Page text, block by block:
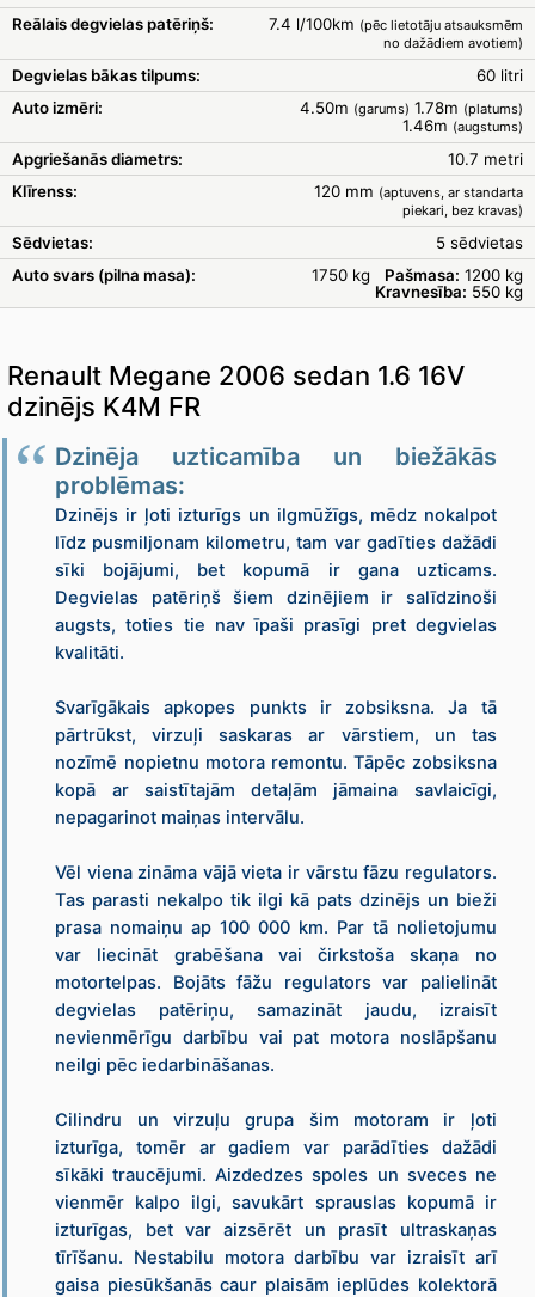
Reālais degvielas patēriņš: 7.4 l/100km (pēc lietotāju atsauksmēm
no dažādiem avotiem)
Degvielas bākas tilpums:
60 litri
Auto izmēri:
4.50m (garums) 1.78m (platums)
1.46m (augstums)
Apgriešanās diametrs:
10.7 metri
Klīrenss:
120 mm (aptuvens, ar standarta
piekari, bez kravas)
Sēdvietas:
5 sēdvietas
Auto svars (pilna masa):
1750 kg Pašmasa: 1200 kg
Kravnesība: 550 kg
Renault Megane 2006 sedan 1.6 16V
dzinējs K4M FR
Dzinēja uzticamība un biežākās
problēmas:
Dzinējs ir ļoti izturīgs un ilgmūžīgs, mēdz nokalpot
līdz pusmiljonam kilometru, tam var gadīties dažādi
sīki bojājumi, bet kopumā ir gana uzticams.
Degvielas patēriņš šiem dzinējiem ir salīdzinoši
augsts, toties tie nav īpaši prasīgi pret degvielas
kvalitāti.
Svarīgākais apkopes punkts ir zobsiksna. Ja tā
pārtrūkst, virzuļi saskaras ar vārstiem, un tas
nozīmē nopietnu motora remontu. Tāpēc zobsiksna
kopā ar saistītajām detaļām jāmaina savlaicīgi,
nepagarinot maiņas intervālu.
Vēl viena zināma vājā vieta ir vārstu fāzu regulators.
Tas parasti nekalpo tik ilgi kā pats dzinējs un bieži
prasa nomaiņu ap 100 000 km. Par tā nolietojumu
var liecināt grabēšana vai čirkstoša skaņa no
motortelpas. Bojāts fāžu regulators var palielināt
degvielas patēriņu, samazināt jaudu, izraisīt
nevienmērīgu darbību vai pat motora noslāpšanu
neilgi pēc iedarbināšanas.
Cilindru un virzuļu grupa šim motoram ir ļoti
izturīga, tomēr ar gadiem var parādīties dažādi
sīkāki traucējumi. Aizdedzes spoles un sveces ne
vienmēr kalpo ilgi, savukārt sprauslas kopumā ir
izturīgas, bet var aizsērēt un prasīt ultraskaņas
tīrīšanu. Nestabilu motora darbību var izraisīt arī
gaisa piesūkšanās caur plaisām ieplūdes kolektorā